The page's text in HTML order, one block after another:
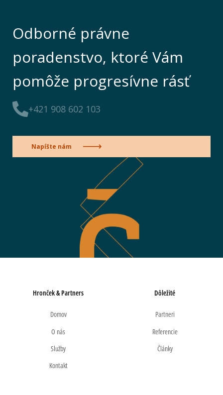
Odborné právne
poradenstvo, ktoré Vám
pomôže progresívne rásť
+421 908 602 103
Napíšte nám
Hronček & Partners
Domov
O nás
Služby
Kontakt
Dôležité
Partneri
Referencie
Články